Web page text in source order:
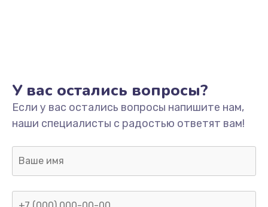
995 руб.
Заказать
Замена шлейфа матрицы
У вас остались вопросы?
Если у вас остались вопросы напишите нам,
наши специалисты с радостью ответят вам!